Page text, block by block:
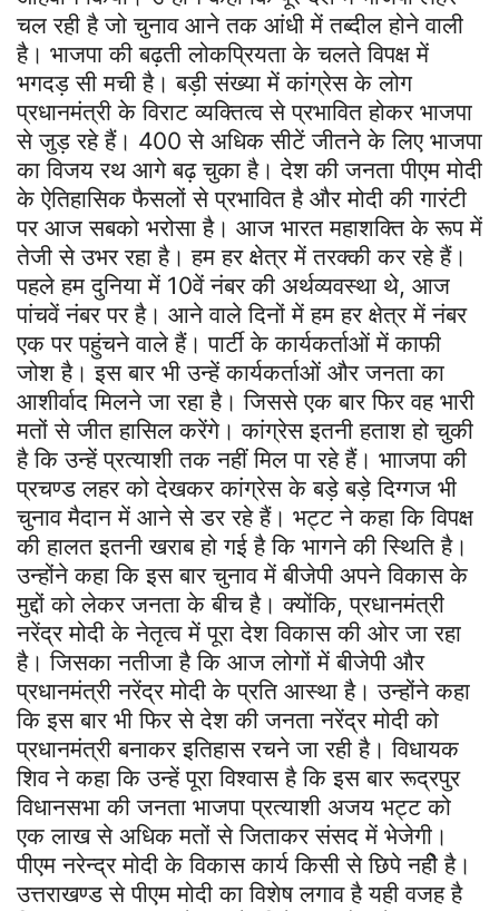
चल रही है जो चुनाव आने तक आंधी में तब्दील होने वाली
है। भाजपा की बढ़ती लोकप्रियता के चलते विपक्ष में
भगदड़ सी मची है। बड़ी संख्या में कांग्रेस के लोग
प्रधानमंत्री के विराट व्यक्तित्व से प्रभावित होकर भाजपा
से जुड़ रहे हैं। 400 से अधिक सीटें जीतने के लिए भाजपा
का विजय रथ आगे बढ़ चुका है। देश की जनता पीएम मोदी
के ऐतिहासिक फैसलों से प्रभावित है और मोदी की गारंटी
पर आज सबको भरोसा है। आज भारत महाशक्ति के रूप में
तेजी से उभर रहा है। हम हर क्षेत्र में तरक्की कर रहे हैं।
पहले हम दुनिया में 10वें नंबर की अर्थव्यवस्था थे, आज
पांचवें नंबर पर है। आने वाले दिनों में हम हर क्षेत्र में नंबर
एक पर पहुंचने वाले हैं। पार्टी के कार्यकर्ताओं में काफी
जोश है। इस बार भी उन्हें कार्यकर्ताओं और जनता का
आशीर्वाद मिलने जा रहा है। जिससे एक बार फिर वह भारी
मतों से जीत हासिल करेंगे। कांग्रेस इतनी हताश हो चुकी
है कि उन्हें प्रत्याशी तक नहीं मिल पा रहे हैं। भााजपा की
प्रचण्ड लहर को देखकर कांग्रेस के बड़े बड़े दिग्गज भी
चुनाव मैदान में आने से डर रहे हैं। भट्ट ने कहा कि विपक्ष
की हालत इतनी खराब हो गई है कि भागने की स्थिति है।
उन्होंने कहा कि इस बार चुनाव में बीजेपी अपने विकास के
मुद्दों को लेकर जनता के बीच है। क्योंकि, प्रधानमंत्री
नरेंद्र मोदी के नेतृत्व में पूरा देश विकास की ओर जा रहा
है। जिसका नतीजा है कि आज लोगों में बीजेपी और
प्रधानमंत्री नरेंद्र मोदी के प्रति आस्था है। उन्होंने कहा
कि इस बार भी फिर से देश की जनता नरेंद्र मोदी को
प्रधानमंत्री बनाकर इतिहास रचने जा रही है। विधायक
शिव ने कहा कि उन्हें पूरा विश्वास है कि इस बार रूद्रपुर
विधानसभा की जनता भाजपा प्रत्याशी अजय भट्ट को
एक लाख से अधिक मतों से जिताकर संसद में भेजेगी।
पीएम नरेन्द्र मोदी के विकास कार्य किसी से छिपे नहीे है।
उत्तराखण्ड से पीएम मोदी का विशेष लगाव है यही वजह है